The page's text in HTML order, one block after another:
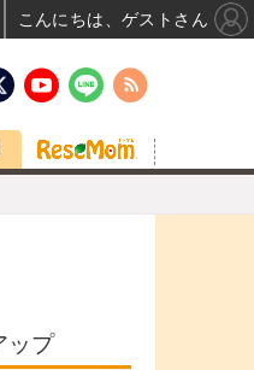
ップ
こんにちは、ゲストさん